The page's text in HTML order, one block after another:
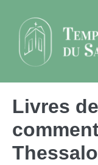
contenu
Livres